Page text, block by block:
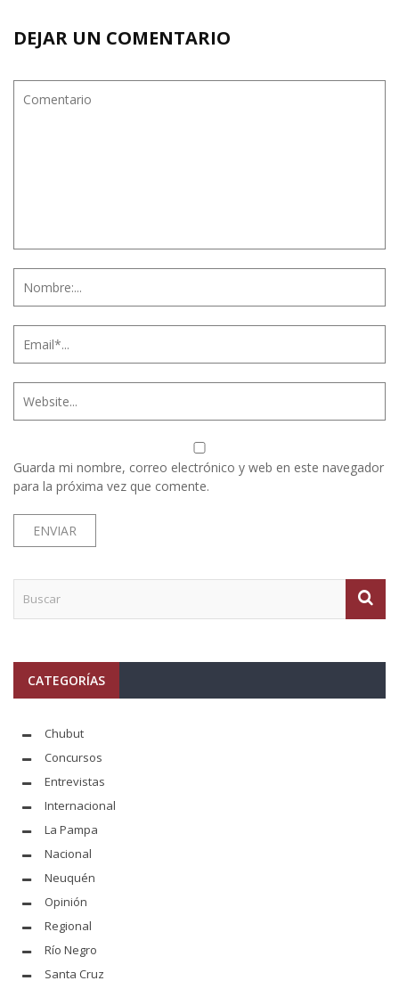
DEJAR UN COMENTARIO
Guarda mi nombre, correo electrónico y web en este navegador
para la próxima vez que comente.
CATEGORÍAS
Chubut
Concursos
Entrevistas
Internacional
La Pampa
Nacional
Neuquén
Opinión
Regional
Río Negro
Santa Cruz